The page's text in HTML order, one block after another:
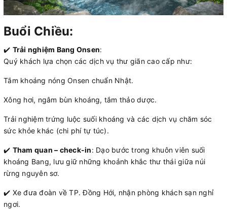
Buổi Chiều:
✔️ Trải nghiệm Bang Onsen:
Quý khách lựa chọn các dịch vụ thư giãn cao cấp như:
Tắm khoáng nóng Onsen chuẩn Nhật.
Xông hơi, ngâm bùn khoáng, tắm thảo dược.
Trải nghiệm trứng luộc suối khoáng và các dịch vụ chăm sóc
sức khỏe khác (chi phí tự túc).
✔️ Tham quan – check-in: Dạo bước trong khuôn viên suối
khoáng Bang, lưu giữ những khoảnh khắc thư thái giữa núi
rừng nguyên sơ.
✔️ Xe đưa đoàn về TP. Đồng Hới, nhận phòng khách sạn nghỉ
ngơi.